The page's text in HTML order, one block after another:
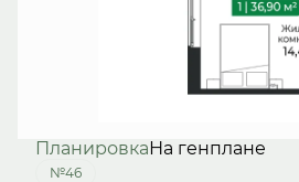
ПланировкаНа генплане
№46